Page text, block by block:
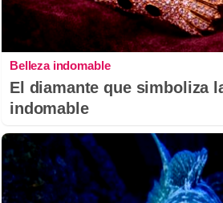
Belleza indomable
El diamante que simboliza
indomable